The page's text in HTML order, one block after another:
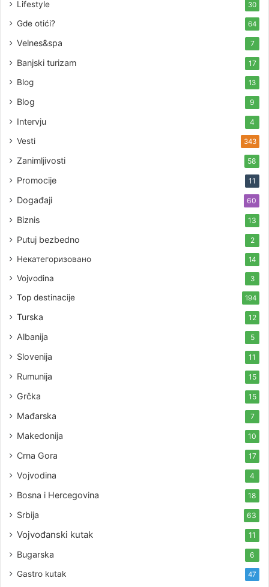
Lifestyle 30
Gde otići? 64
Velnes&spa 7
Banjski turizam 17
Blog 13
Blog 9
Intervju 4
Vesti 343
Zanimljivosti 58
Promocije 11
Događaji 60
Biznis 13
Putuj bezbedno 2
Некатегоризовано 14
Vojvodina 3
Top destinacije 194
Turska 12
Albanija 5
Slovenija 11
Rumunija 15
Grčka 15
Mađarska 7
Makedonija 10
Crna Gora 17
Vojvodina 4
Bosna i Hercegovina 18
Srbija 63
Vojvođanski kutak 11
Bugarska 6
Gastro kutak 47